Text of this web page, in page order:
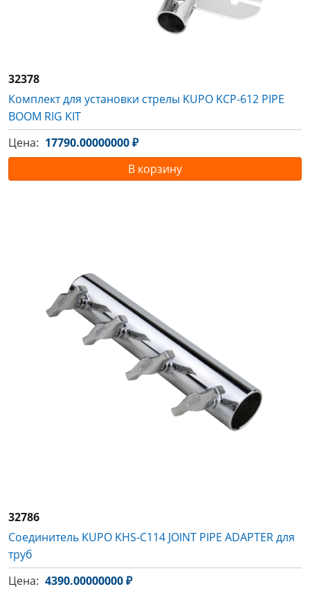
32378
Комплект для установки стрелы KUPO KCP-612 PIPE
BOOM RIG KIT
Цена: 17790.00000000 ₽
В корзину
32786
Соединитель KUPO KHS-C114 JOINT PIPE ADAPTER для
труб
Цена: 4390.00000000 ₽